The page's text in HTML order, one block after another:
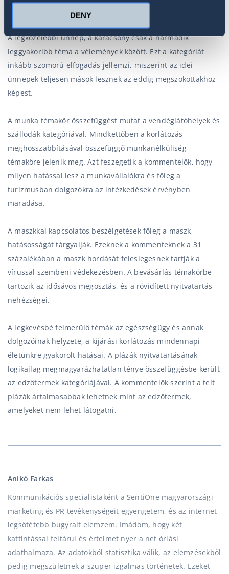
DENY
teli kommentek írására ösztönzi a netezőket.
A legközelebbi ünnep, a karácsony csak a harmadik
leggyakoribb téma a vélemények között. Ezt a kategóriát
inkább szomorú elfogadás jellemzi, miszerint az idei
ünnepek teljesen mások lesznek az eddig megszokottakhoz
képest.
A munka témakör összefüggést mutat a vendéglátóhelyek és
szállodák kategóriával. Mindkettőben a korlátozás
meghosszabbításával összefüggő munkanélküliség
témaköre jelenik meg. Azt feszegetik a kommentelők, hogy
milyen hatással lesz a munkavállalókra és főleg a
turizmusban dolgozókra az intézkedések érvényben
maradása.
A maszkkal kapcsolatos beszélgetések főleg a maszk
hatásosságát tárgyalják. Ezeknek a kommenteknek a 31
százalékában a maszk hordását feleslegesnek tartják a
vírussal szembeni védekezésben. A bevásárlás témakörbe
tartozik az idősávos megosztás, és a rövidített nyitvatartás
nehézségei.
A legkevésbé felmerülő témák az egészségügy és annak
dolgozóinak helyzete, a kijárási korlátozás mindennapi
életünkre gyakorolt hatásai. A plázák nyitvatartásának
logikailag megmagyarázhatatlan ténye összefüggésbe került
az edzőtermek kategóriájával. A kommentelők szerint a telt
plázák ártalmasabbak lehetnek mint az edzőtermek,
amelyeket nem lehet látogatni.
Anikó Farkas
Kommunikációs specialistaként a SentiOne magyarországi
marketing és PR tevékenységeit egyengetem, és az internet
legsötétebb bugyrait elemzem. Imádom, hogy két
kattintással feltárul és értelmet nyer a net óriási
adathalmaza. Az adatokból statisztika válik, az elemzésekből
pedig megszületnek a szuper izgalmas történetek. Ezeket